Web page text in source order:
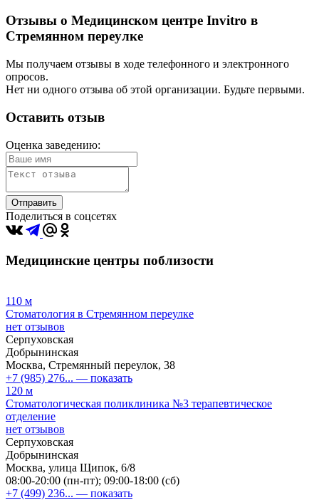
Отзывы о Медицинском центре Invitro в
Стремянном переулке
Мы получаем отзывы в ходе телефонного и электронного
опросов.
Нет ни одного отзыва об этой организации. Будьте первыми.
Оставить отзыв
Оценка заведению:
Отправить
Поделиться в соцсетях
Медицинские центры поблизости
110 м
Стоматология в Стремянном переулке
нет отзывов
Серпуховская
Добрынинская
Москва, Стремянный переулок, 38
+7 (985) 276... — показать
120 м
Стоматологическая поликлиника №3 терапевтическое
отделение
нет отзывов
Серпуховская
Добрынинская
Москва, улица Щипок, 6/8
08:00-20:00 (пн-пт); 09:00-18:00 (сб)
+7 (499) 236... — показать